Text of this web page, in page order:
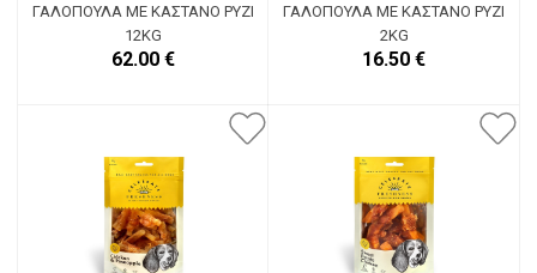
ΓΑΛΟΠΟΎΛΑ ΜΕ ΚΑΣΤΑΝΌ ΡΎΖΙ
12KG
62.00 €
ΓΑΛΟΠΟΎΛΑ ΜΕ ΚΑΣΤΑΝΌ ΡΎΖΙ
2KG
16.50 €